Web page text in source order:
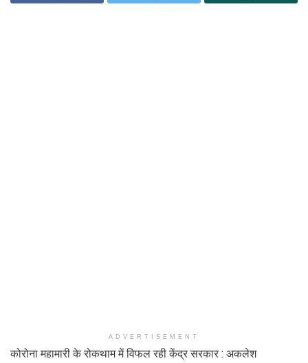
ADVERTISEMENT
कोरोना महामारी के रोकथाम में विफल रही केंद्र सरकार : अकलेश